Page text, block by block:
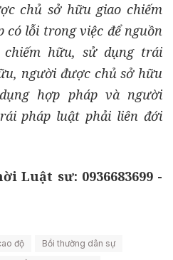
chủ sở hữu giao chiếm
có lỗi trong việc để nguồn
hữu, sử dụng trái
người được chủ sở hữu
hợp pháp và người
pháp luật phải liên đới
Luật sư: 0936683699 -
độ
Bồi thường dân sự